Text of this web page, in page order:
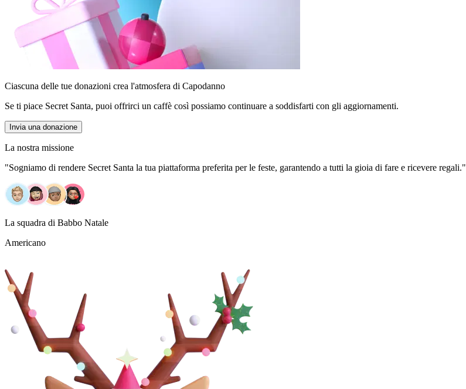
Ciascuna delle tue donazioni crea l'atmosfera di Capodanno
Se ti piace Secret Santa, puoi offrirci un caffè così possiamo continuare a soddisfarti con gli aggiornamenti.
Invia una donazione
La nostra missione
"Sogniamo di rendere Secret Santa la tua piattaforma preferita per le feste, garantendo a tutti la gioia di fare e ricevere regali."
La squadra di Babbo Natale
Americano